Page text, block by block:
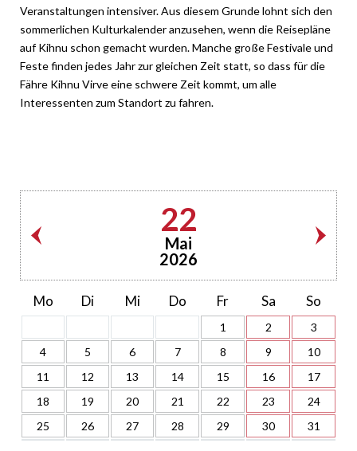
Veranstaltungen intensiver. Aus diesem Grunde lohnt sich den
sommerlichen Kulturkalender anzusehen, wenn die Reisepläne
auf Kihnu schon gemacht wurden. Manche große Festivale und
Feste finden jedes Jahr zur gleichen Zeit statt, so dass für die
Fähre Kihnu Virve eine schwere Zeit kommt, um alle
Interessenten zum Standort zu fahren.
22
Mai
2026
Mo Di Mi Do Fr Sa So
1 2
3
4
5 6 7 8 9
10
11
12 13 14 15 16
17
18
19 20 21 22 23
24
25
26 27 28 29 30 31